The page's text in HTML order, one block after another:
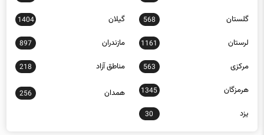
لرستان 1161 مازندران 897
مرکزی 563 مناطق آزاد 218
هرمزگان 1345
256
یزد 30